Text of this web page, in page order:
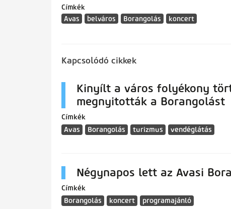
Címkék
Avas
belváros Borangolás koncert
Kapcsolódó cikkek
Kinyílt a város folyékony
megnyitották a Borangolást
Címkék
Avas
Borangolás turizmus vendéglátás
Négynapos lett az Avasi
Címkék
Borangolás
koncert programajánló